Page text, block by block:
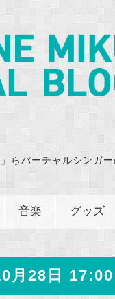
らバーチャルシンガ
音楽 グッズ
月28日 17:00